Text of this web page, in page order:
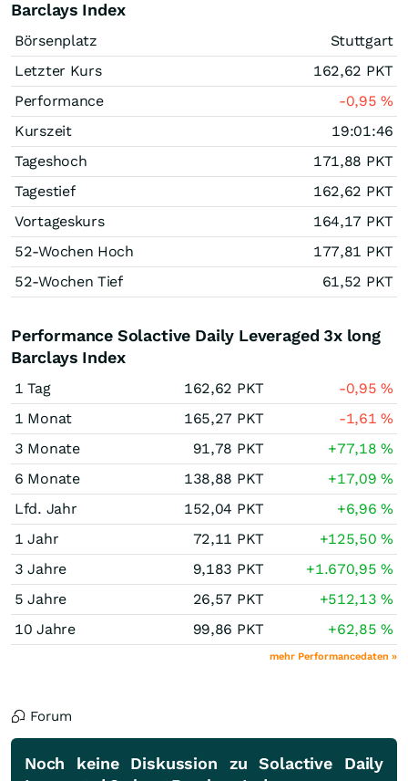
Barclays Index
Börsenplatz
Stuttgart
Letzter Kurs
162,62 PKT
Performance
-0,95%
Kurszeit
19:01:46
Tageshoch
171,88 PKT
Tagestief
162,62 PKT
Vortageskurs
164,17 PKT
52-Wochen Hoch
177,81 PKT
52-Wochen Tief
61,52 PKT
Performance Solactive Daily Leveraged 3x long
Barclays Index
1 Tag 162,62 PKT -0,95%
1 Monat
165,27 PKT -1,61%
3 Monate
91,78 PKT +77,18%
6 Monate
138,88 PKT +17,09%
Lfd. Jahr
152,04 PKT +6,96%
1 Jahr
72,11 PKT +125,50%
3 Jahre
9,183 PKT +1.670,95%
5 Jahre
26,57 PKT +512,13%
10 Jahre
99,86 PKT +62,85%
mehr Performancedaten »
Forum
Noch keine Diskussion zu Solactive Daily